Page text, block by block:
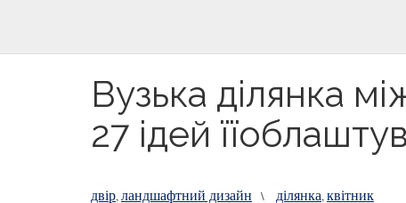
Вузька ділянка
27 ідей
двір,ландшафтний дизайн \ ділянка,квітник